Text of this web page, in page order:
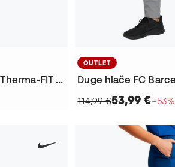
Duge hlače FC Barcelona Therma-FIT Fanswear 2025-2026
OUTLET
114,99 €53,99 €−53%